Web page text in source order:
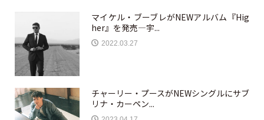
マイケル・ブーブレがNEWアルバム『Hig
her』を発売—宇...
2022.03.27
チャーリー・プースがNEWシングルにサブ
リナ・カーペン...